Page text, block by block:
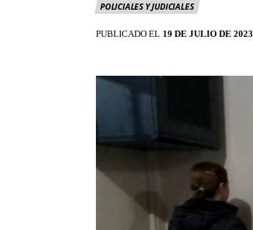
POLICIALES Y JUDICIALES
PUBLICADO EL 19 DE JULIO DE 2023